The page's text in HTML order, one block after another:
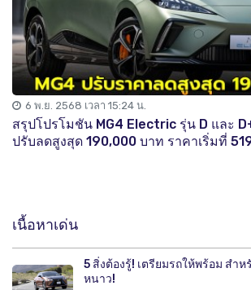
6 พ.ย. 2568 เวลา 15:24 น.
สรุปโปรโมชัน MG4 Electric รุ่น D และ
ปรับลดสูงสุด 190,000 บาท ราคาเริ่มที่
เนื้อหาเด่น
5 สิ่งต้องรู้! เตรียมรถให้พร้อม สำ
หนาว!